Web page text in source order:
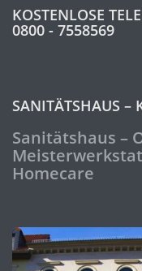
KOSTENLOSE
0800 - 7558569
SANITÄTSHAUS –
Sanitätshaus –
Homecare